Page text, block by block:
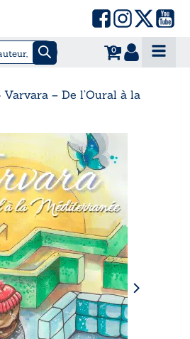
0
Varvara – De l’Oural à la